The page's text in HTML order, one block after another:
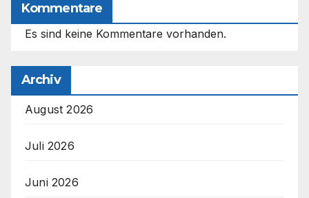
Kommentare
Es sind keine Kommentare vorhanden.
Archiv
August 2026
Juli 2026
Juni 2026